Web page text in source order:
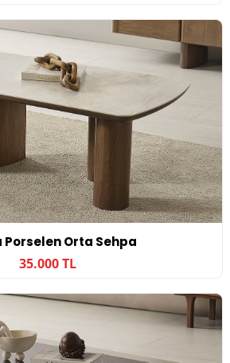
Porselen Orta Sehpa
35.000 TL